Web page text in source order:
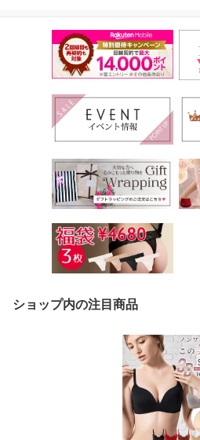
ショップ内の注目商品